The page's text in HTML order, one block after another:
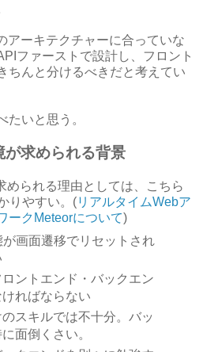
アーキテクチャーに合っていな
ファーストで設計し、フロント
ちんと分けるべきだと考えてい
たいと思う。
求められる背景
められる理由としては、こちら
りやすい。(リアルタイムWebア
ークMeteorについて)
画面遷移でリセットされ
ントエンド・バックエン
ればならない
スキルでは不十分。バッ
面倒くさい。